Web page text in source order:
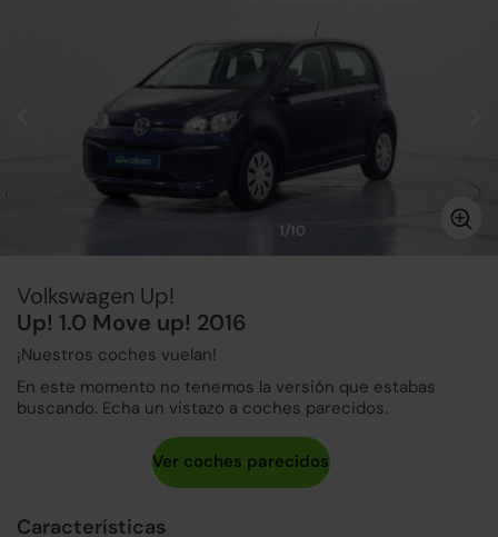
1/10
Volkswagen Up!
Up! 1.0 Move up! 2016
¡Nuestros coches vuelan!
En este momento no tenemos la versión que estabas
buscando. Echa un vistazo a coches parecidos.
Características